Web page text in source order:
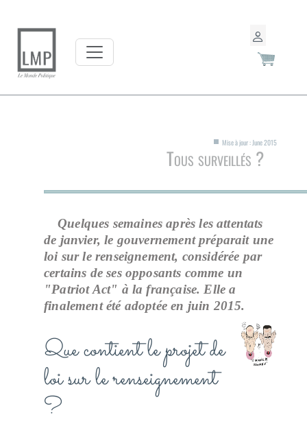
Mise à jour : June 2015
Tous surveillés ?
Quelques semaines après les attentats
de janvier, le gouvernement préparait une
loi sur le renseignement, considérée par
certains de ses opposants comme un
"Patriot Act" à la française. Elle a
finalement été adoptée en juin 2015.
Que contient le projet de
loi sur le renseignement
?